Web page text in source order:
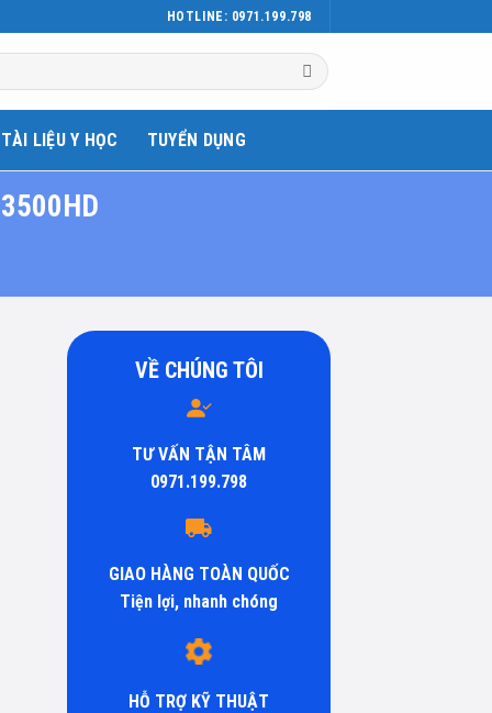
HOTLINE: 0971.199.798
TÀI LIỆU Y HỌC TUYỂN DỤNG
VỀ CHÚNG TÔI
TƯ VẤN TẬN TÂM
0971.199.798
GIAO HÀNG TOÀN QUỐC
Tiện lợi, nhanh chóng
HỖ TRỢ KỸ THUẬT